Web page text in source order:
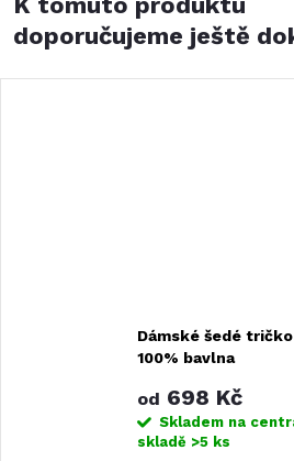
doporučujeme ještě
Dámské šedé tričko
100% bavlna
od 698 Kč
Skladem na
skladě >5 ks